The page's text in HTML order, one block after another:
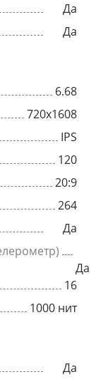
Да
Да
6.68
720x1608
IPS
120
20:9
264
Да
Да
16
1000 нит
Да